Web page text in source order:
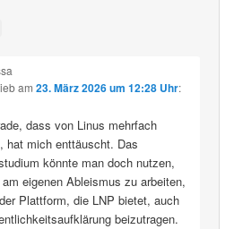
am 23. März 2026 um 12:28 Uhr:
dass von Linus mehrfach
hat mich enttäuscht. Das
könnte man doch nutzen,
eigenen Ableismus zu arbeiten,
Plattform, die LNP bietet, auch
beizutragen.